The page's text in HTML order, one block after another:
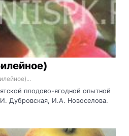
плодово-ягодной опытной
Дубровская, И.А. Новоселова.